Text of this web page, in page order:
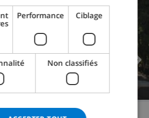
DANISH
Performance Ciblage
Non classifiés